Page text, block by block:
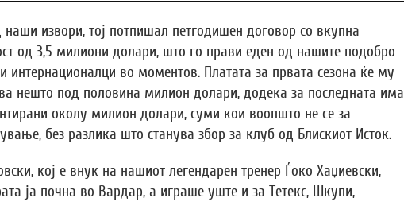
наши извори, тој потпишал петгодишен договор со вкупна
од 3,5 милиони долари, што го прави еден од нашите подобро
интернационалци во моментов. Платата за првата сезона ќе му
нешто под половина милион долари, додека за последната има
околу милион долари, суми кои воопшто не се за
без разлика што станува збор за клуб од Блискиот Исток.
кој е внук на нашиот легендарен тренер Ѓоко Хаџиевски,
ја почна во Вардар, а играше уште и за Тетекс, Шкупи,